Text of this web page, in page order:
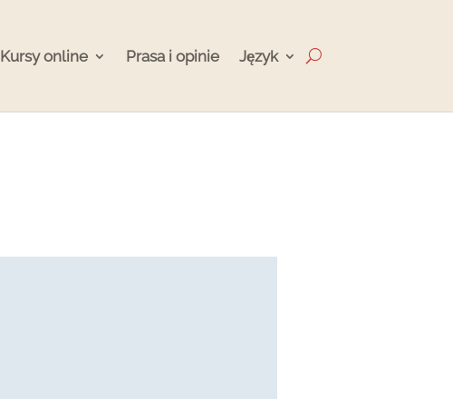
Kursy online Prasa i opinie Język